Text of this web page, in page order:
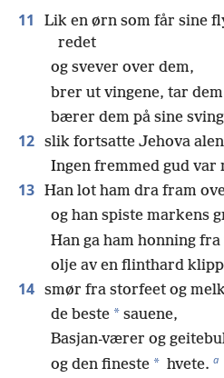
11
Lik en ørn som får sine
redet
og svever over dem,
brer ut vingene, tar
bærer dem på sine
12 slik fortsatte Jehova
Ingen fremmed gud var
13 Han lot ham dra fram
og han spiste markens
Han ga ham honning
olje av en flinthard
14 smør fra storfeet og
de beste * sauene,
Basjan-værer og
og den fineste * hvete. a